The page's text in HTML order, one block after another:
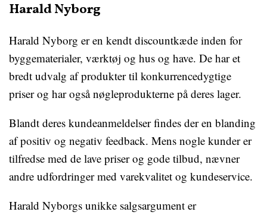
Harald Nyborg
Harald Nyborg er en kendt discountkæde inden for
byggematerialer, værktøj og hus og have. De har et
bredt udvalg af produkter til konkurrencedygtige
priser og har også nøgleprodukterne på deres lager.
Blandt deres kundeanmeldelser findes der en blanding
af positiv og negativ feedback. Mens nogle kunder er
tilfredse med de lave priser og gode tilbud, nævner
andre udfordringer med varekvalitet og kundeservice.
Harald Nyborgs unikke salgsargument er